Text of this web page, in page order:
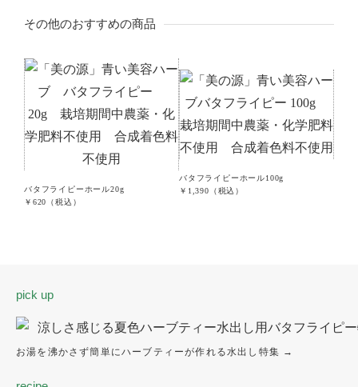
その他のおすすめの商品
バタフライピーホール20g
￥620
（税込）
バタフライピーホール100g
￥1,390 （税込）
pick up
お湯を沸かさず簡単にハーブティーが作れる水出し特集 →